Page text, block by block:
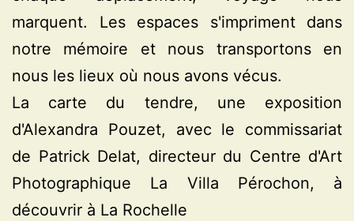
marquent. Les espaces s'impriment dans
notre mémoire et nous transportons en
nous les lieux où nous avons vécus.
La carte du tendre, une exposition
d'Alexandra Pouzet, avec le commissariat
de Patrick Delat, directeur du Centre d'Art
Photographique La Villa Pérochon, à
découvrir à La Rochelle